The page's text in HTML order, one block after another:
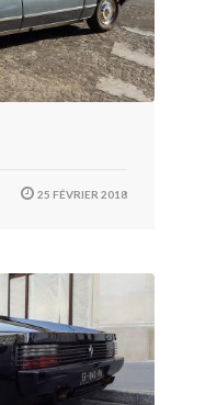
25 FÉVRIER 2018